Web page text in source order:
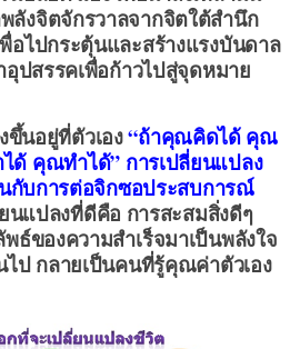
ลังจิตจักรวาลจากจิตใต้สำนึก
อไปกระตุ้นและสร้างแรงบันดาล
ปสรรคเพื่อก้าวไปสู่จุดหมาย
อยู่ที่ตัวเอง“ถ้าคุณคิดได้ คุณ
ด้ คุณทำได้” การเปลี่ยนแปลง
กับการต่อจิกซอประสบการณ์
นแปลงที่ดีคือ การสะสมสิ่งดีๆ
ธ์ของความสำเร็จมาเป็นพลังใจ
ไป กลายเป็นคนที่รู้คุณค่าตัวเอง